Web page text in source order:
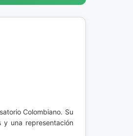
Colombiano. Su
y una representación